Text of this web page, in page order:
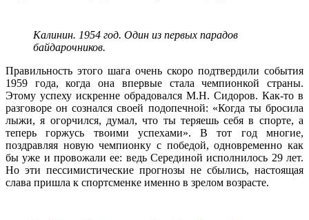
Калинин. 1954 год. Один из первых парадов
байдарочников.
Правильность этого шага очень скоро подтвердили события
1959 года, когда она впервые стала чемпионкой страны.
Этому успеху искренне обрадовался М.Н. Сидоров. Как-то в
разговоре он сознался своей подопечной: «Когда ты бросила
лыжи, я огорчился, думал, что ты теряешь себя в спорте, а
теперь горжусь твоими успехами». В тот год многие,
поздравляя новую чемпионку с победой, одновременно как
бы уже и провожали ее: ведь Серединой исполнилось 29 лет.
Но эти пессимистические прогнозы не сбылись, настоящая
слава пришла к спортсменке именно в зрелом возрасте.